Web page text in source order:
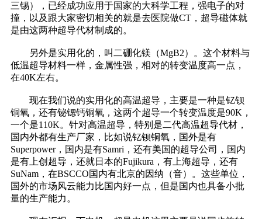
三锡），已经成功应用于国家的大科学工程，强电子的对
撞，以及跟大家密切相关的就是去医院做CT，超导磁体就
是由这两种超导代材制成的。
另外是实用化的，叫二硼化镁（MgB2）。这个材料与
低温超导材料一样，金属性强，相对的转变温度高一点，
在40K左右。
现在我们说的实用化的高温超导，主要是一种是钇钡
铜氧，还有铋锶钙铜氧，这两个超导一个转变温度是90K，
一个是110K。针对高温超导，特别是二代高温超导代材，
国内外都有生产厂家，比如说钇钡铜氧，国外是有
Superpower，国内是有Samri，还有美国的超导公司，国内
是有上创超导，还就日本的Fujikura，有上海超导，还有
SuNam，在BSCCO国内有北京的因纳（音）。这些单位，
国外的市场风云能力比国内好一点，但是国内也具备小批
量的生产能力。